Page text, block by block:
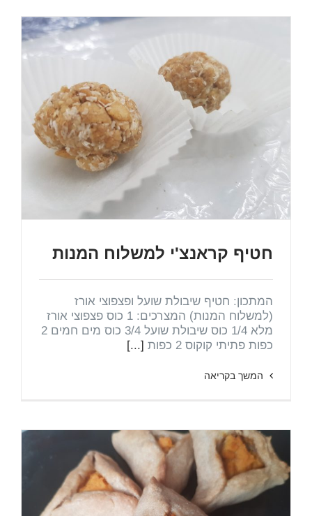
חטיף קראנצ'י למשלוח המנות
המתכון: חטיף שיבולת שועל ופצפוצי אורז
(למשלוח המנות) המצרכים: 1 כוס פצפוצי אורז
מלא 1/4 כוס שיבולת שועל 3/4 כוס מים חמים 2
כפות פתיתי קוקוס 2 כפות
[...]
המשך בקריאה